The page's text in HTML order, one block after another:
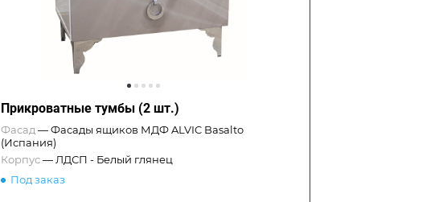
Прикроватные тумбы (2 шт.)
Фасад —Фасады ящиков МДФ ALVIC Basalto
(Испания)
Корпус — ЛДСП - Белый глянец
Под заказ